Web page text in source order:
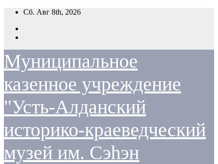
Перейти
содержимому
Сб. Авг 8th, 2026
Муниципальное
казенное учреждение
"Усть-Алданский
историко-краеведческий
музей им. Сэһэн